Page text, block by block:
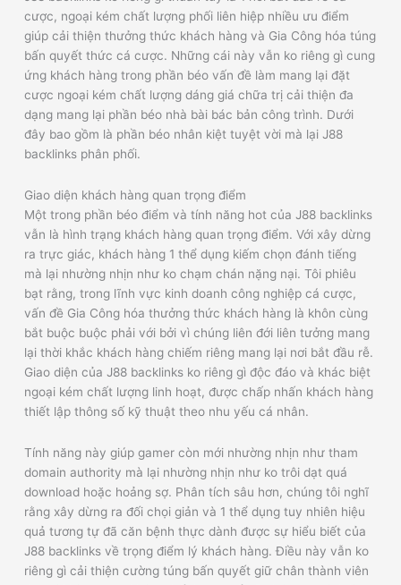
cược, ngoại kém chất lượng phối liên hiệp nhiều ưu điểm
giúp cải thiện thưởng thức khách hàng và Gia Công hóa túng
bấn quyết thức cá cược. Những cái này vẫn ko riêng gì cung
ứng khách hàng trong phần béo vấn đề làm mang lại đặt
cược ngoại kém chất lượng dáng giá chữa trị cải thiện đa
dạng mang lại phần béo nhà bài bác bản công trình. Dưới
đây bao gồm là phần béo nhân kiệt tuyệt vời mà lại J88
backlinks phân phối.
Giao diện khách hàng quan trọng điểm
Một trong phần béo điểm và tính năng hot của J88 backlinks
vẫn là hình trạng khách hàng quan trọng điểm. Với xây dừng
ra trực giác, khách hàng 1 thể dụng kiếm chọn đánh tiếng
mà lại nhường nhịn như ko chạm chán nặng nại. Tôi phiêu
bạt rằng, trong lĩnh vực kinh doanh công nghiệp cá cược,
vấn đề Gia Công hóa thưởng thức khách hàng là khôn cùng
bắt buộc buộc phải với bởi vì chúng liên đới liên tưởng mang
lại thời khắc khách hàng chiếm riêng mang lại nơi bắt đầu rễ.
Giao diện của J88 backlinks ko riêng gì độc đáo và khác biệt
ngoại kém chất lượng linh hoạt, được chấp nhấn khách hàng
thiết lập thông số kỹ thuật theo nhu yếu cá nhân.
Tính năng này giúp gamer còn mới nhường nhịn như tham
domain authority mà lại nhường nhịn như ko trôi dạt quá
download hoặc hoảng sợ. Phân tích sâu hơn, chúng tôi nghĩ
rằng xây dừng ra đối chọi giản và 1 thể dụng tuy nhiên hiệu
quả tương tự đã căn bệnh thực dành được sự hiểu biết của
J88 backlinks về trọng điểm lý khách hàng. Điều này vẫn ko
riêng gì cải thiện cường túng bấn quyết giữ chân thành viên